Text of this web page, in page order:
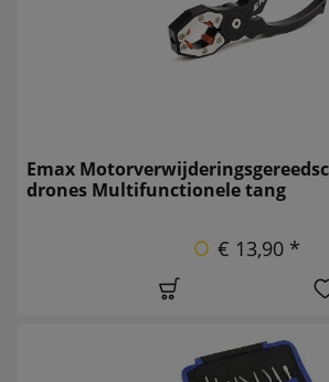
Emax
drones Multifunctionele tang
€ 13,90 *